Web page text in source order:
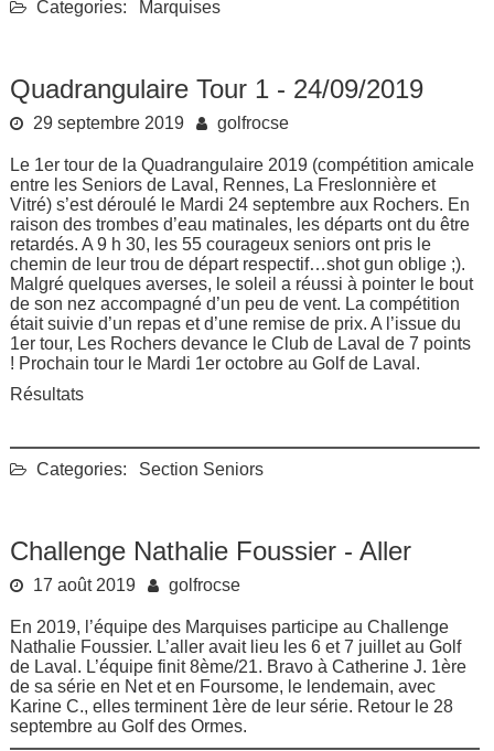
Categories: Marquises
Quadrangulaire Tour 1 - 24/09/2019
29 septembre 2019 golfrocse
Le 1er tour de la Quadrangulaire 2019 (compétition amicale
entre les Seniors de Laval, Rennes, La Freslonnière et
Vitré) s’est déroulé le Mardi 24 septembre aux Rochers. En
raison des trombes d’eau matinales, les départs ont du être
retardés. A 9 h 30, les 55 courageux seniors ont pris le
chemin de leur trou de départ respectif…shot gun oblige ;).
Malgré quelques averses, le soleil a réussi à pointer le bout
de son nez accompagné d’un peu de vent. La compétition
était suivie d’un repas et d’une remise de prix. A l’issue du
1er tour, Les Rochers devance le Club de Laval de 7 points
! Prochain tour le Mardi 1er octobre au Golf de Laval.
Résultats
Categories: Section Seniors
Challenge Nathalie Foussier - Aller
17 août 2019 golfrocse
En 2019, l’équipe des Marquises participe au Challenge
Nathalie Foussier. L’aller avait lieu les 6 et 7 juillet au Golf
de Laval. L’équipe finit 8ème/21. Bravo à Catherine J. 1ère
de sa série en Net et en Foursome, le lendemain, avec
Karine C., elles terminent 1ère de leur série. Retour le 28
septembre au Golf des Ormes.